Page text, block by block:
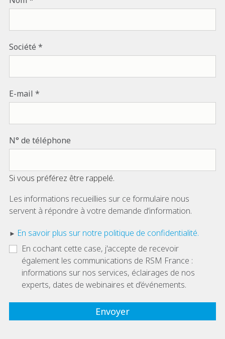
Société
E-mail
N° de téléphone
Si vous préférez être rappelé.
Les informations recueillies sur ce formulaire nous
servent à répondre à votre demande d’information.
En savoir plus sur notre politique de confidentialité.
En cochant cette case, j'accepte de recevoir
également les communications de RSM France :
informations sur nos services, éclairages de nos
experts, dates de webinaires et d’événements.